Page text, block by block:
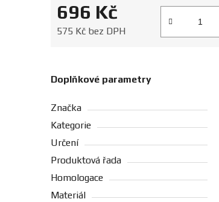
696 Kč
575 Kč bez DPH
Doplňkové parametry
Značka
Kategorie
Určení
Produktová řada
Homologace
Materiál